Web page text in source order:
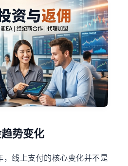
势变化
线上支付的核心变化并不是